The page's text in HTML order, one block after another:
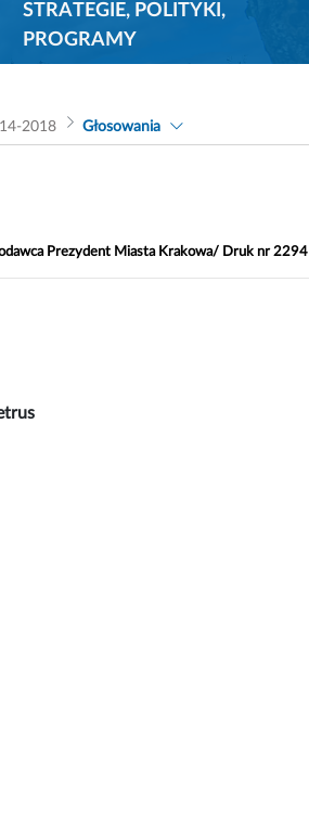
STRATEGIE, POLITYKI,
PROGRAMY
2018 Głosowania
Prezydent Miasta Krakowa/ Druk nr 2294